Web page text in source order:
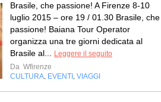
Brasile, che passione! A Firenze 8-10
luglio 2015 – ore 19 / 01.30 Brasile, che
passione! Baiana Tour Operator
organizza una tre giorni dedicata al
Brasile al... Leggere il seguito
Da Wfirenze
CULTURA, EVENTI , VIAGGI